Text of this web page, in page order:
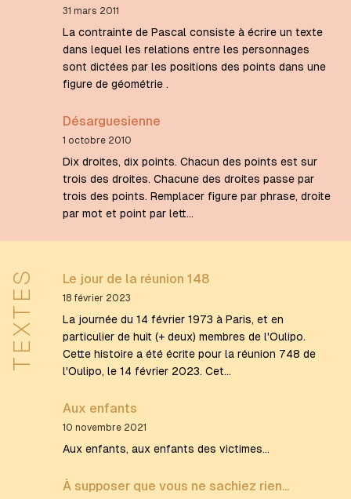
31 mars 2011
La contrainte de Pascal consiste à écrire un texte
dans lequel les relations entre les personnages
sont dictées par les positions des points dans une
figure de géométrie .
Désarguesienne
1 octobre 2010
Dix droites, dix points. Chacun des points est sur
trois des droites. Chacune des droites passe par
trois des points. Remplacer figure par phrase, droite
par mot et point par lett…
TEXTES Le jour de la réunion 148
18 février 2023
La journée du 14 février 1973 à Paris, et en
particulier de huit (+ deux) membres de l'Oulipo.
Cette histoire a été écrite pour la réunion 748 de
l'Oulipo, le 14 février 2023. Cet…
Aux enfants
10 novembre 2021
Aux enfants, aux enfants des victimes...
À supposer que vous ne sachiez rien...